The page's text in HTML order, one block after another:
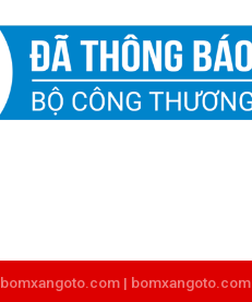
bomxangoto.com | bomxangoto.com